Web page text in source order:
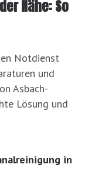
Nähe: So
Notdienst
und
Asbach-
Lösung und
in